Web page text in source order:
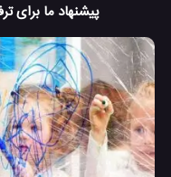
پیشنهاد ما برای